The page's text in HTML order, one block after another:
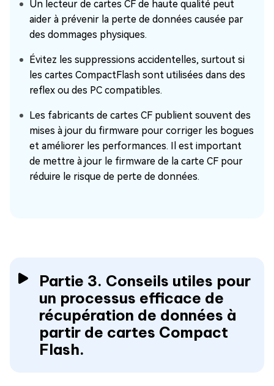
Un lecteur de cartes CF de haute qualité peut
aider à prévenir la perte de données causée par
des dommages physiques.
Évitez les suppressions accidentelles, surtout si
les cartes CompactFlash sont utilisées dans des
reflex ou des PC compatibles.
Les fabricants de cartes CF publient souvent des
mises à jour du firmware pour corriger les bogues
et améliorer les performances. Il est important
de mettre à jour le firmware de la carte CF pour
réduire le risque de perte de données.
Partie 3. Conseils utiles pour
un processus efficace de
récupération de données à
partir de cartes Compact
Flash.